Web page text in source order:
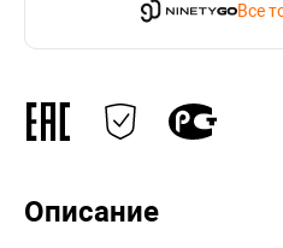
Все
Описание